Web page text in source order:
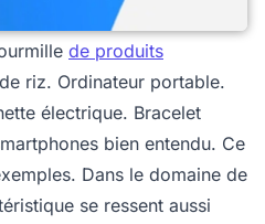
de produits
riz. Ordinateur portable.
électrique. Bracelet
bien entendu. Ce
Dans le domaine de
se ressent aussi